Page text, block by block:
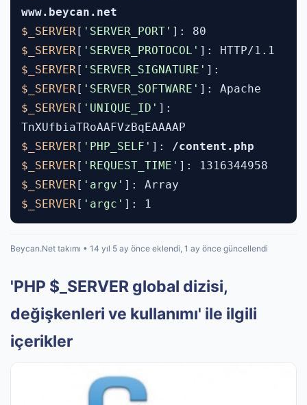
www.beycan.net
$_SERVER[ 'SERVER_PORT' ]: 80
$_SERVER[ 'SERVER_PROTOCOL' ]: HTTP/1.1
$_SERVER[ 'SERVER_SIGNATURE' ]:
$_SERVER[ 'SERVER_SOFTWARE' ]: Apache
$_SERVER[ 'UNIQUE_ID' ]:
TnXUfbiaTRoAAFVzBqEAAAAP
$_SERVER[ 'PHP_SELF' ]: /content.php
$_SERVER[ 'REQUEST_TIME' ]: 1316344958
$_SERVER[ 'argv' ]: Array
$_SERVER[ 'argc' ]: 1
Beycan.Net takımı • 14 yıl 5 ay önce eklendi, 1 ay önce güncellendi
'PHP $_SERVER global dizisi,
değişkenleri ve kullanımı' ile ilgili
içerikler